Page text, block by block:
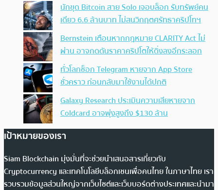
นักขุด Bitcoin สาย Solo เจอบล็อก รับทรัพย์คน
เดียว 6.6 ล้านบาท ไม่สนวิกฤตศรัทธาคริปโทฯ
Bernstein เตือนหากกฎหมาย CLARITY Act ไม่
ผ่าน อาจกดดันราคาคริปโตให้ดิ่งลงอีกระลอก
ทั่วโลกช็อก Telegram หายจาก App Store
ชั่วคราว ก่อนกลับมาใช้งานได้ปกติ
Galaxy Research ประเมินความเสียหายจาก
Coldcard อาจพุ่งสูงถึง $130 ล้าน
เป้าหมายของเรา
Siam Blockchain มุ่งมั่นที่จะช่วยนำเสนอสารเกี่ยวกับ
Cryptocurrency และเทคโนโลยีบล็อกเชนเพื่อคนไทย ในภาษาไทย เรา
รวบรวมข้อมูลส่วนใหญ่จากเว็บไซต์และเว็บบอร์ดต่างประเทศและนำมา